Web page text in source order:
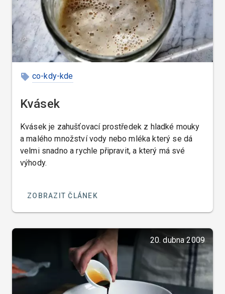
co-kdy-kde
Kvásek
Kvásek je zahušťovací prostředek z hladké mouky
a malého množství vody nebo mléka který se dá
velmi snadno a rychle připravit, a který má své
výhody.
ZOBRAZIT ČLÁNEK
20. dubna 2009